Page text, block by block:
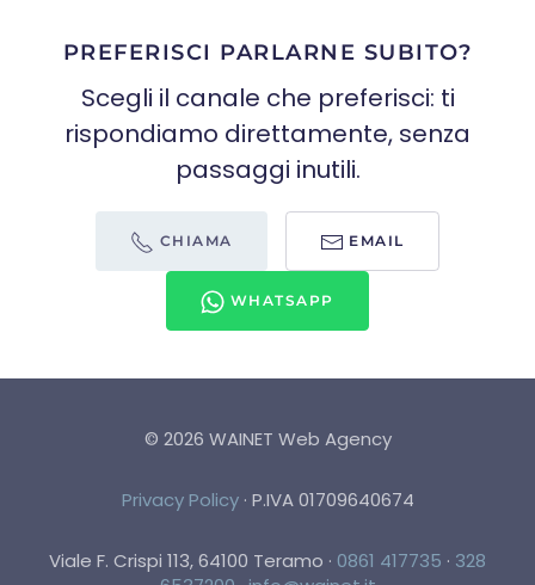
PREFERISCI PARLARNE SUBITO?
Scegli il canale che preferisci: ti
rispondiamo direttamente, senza
passaggi inutili.
CHIAMA EMAIL
WHATSAPP
© 2026 WAINET Web Agency
Privacy Policy · P.IVA 01709640674
Viale F. Crispi 113, 64100 Teramo · 0861 417735 · 328